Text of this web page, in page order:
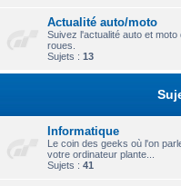
Actualité auto/moto
Suivez l'actualité auto et
roues.
Sujets : 13
Informatique
Le coin des geeks où l'on
votre ordinateur plante...
Sujets : 41